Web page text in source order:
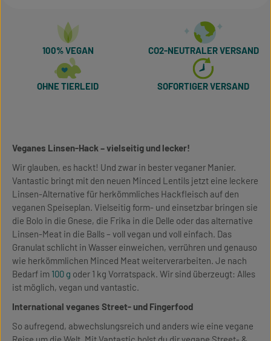
100% VEGAN CO2-NEUTRALER VERSAND
OHNE TIERLEID SOFORTIGER VERSAND
Veganes Linsen-Hack – vielseitig und lecker!
Wir glauben, es hackt! Und zwar in bester veganer Manier.
Vantastic bringt mit den neuen Minced Lentils jetzt eine leckere
Linsen-Alternative für herkömmliches Hackfleisch auf den
veganen Speiseplan. Vielseitig form- und einsetzbar bringen sie
die Bolo in die Gnese, die Frika in die Delle oder das alternative
Linsen-Meat in die Balls – voll vegan und voll einfach. Das
Granulat schlicht in Wasser einweichen, verrühren und genauso
wie herkömmlichen Minced Meat weiterverarbeiten. Je nach
Bedarf im 100 g oder 1 kg Vorratspack. Wir sind überzeugt: Alles
ist möglich, vegan und vantastic.
International veganes Street- und Fingerfood
So aufregend, abwechslungsreich und anders wie eine vegane